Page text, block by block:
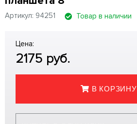
Артикул: 94251 Товар в наличии
Цена:
2175 руб.
В КОРЗИНУ